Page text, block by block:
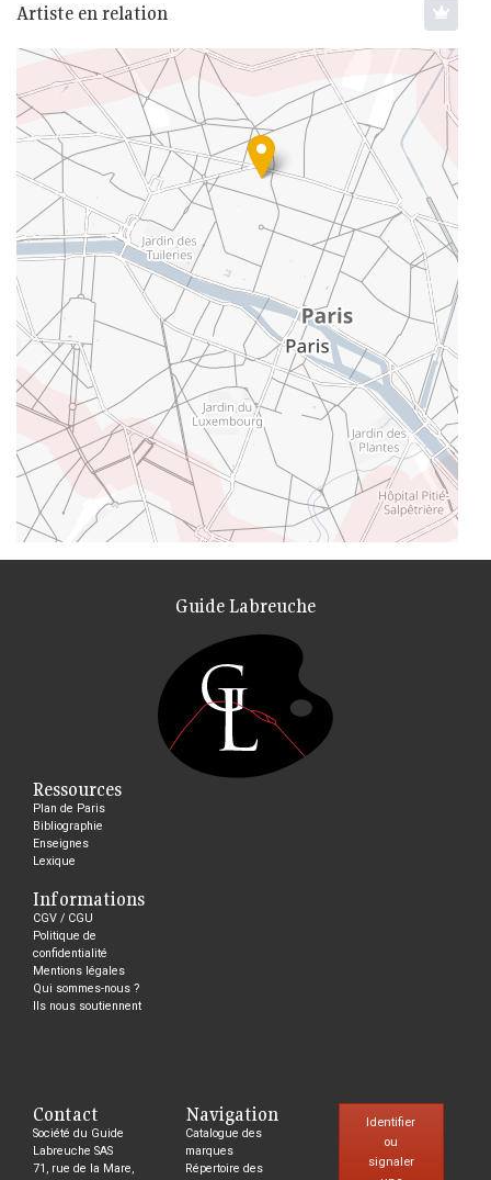
Artiste en relation
Guide Labreuche
Ressources
Plan de Paris
Bibliographie
Enseignes
Lexique
Informations
CGV / CGU
Politique de
confidentialité
Mentions légales
Qui sommes-nous ?
Ils nous soutiennent
Contact
Société du Guide
Labreuche SAS
71, rue de la Mare,
Navigation
Catalogue des
marques
Répertoire des
Identifier
ou
signaler